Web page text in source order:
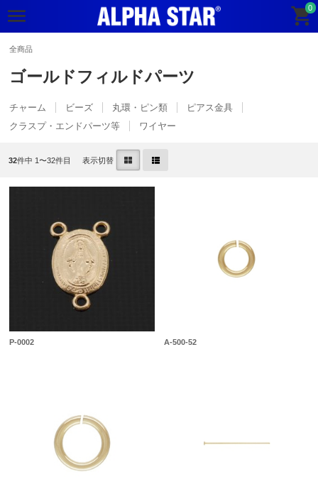
0
全商品
ゴールドフィルドパーツ
チャーム ビーズ 丸環・ピン類
ピアス金具
クラスプ・エンドパーツ等
ワイヤー
32件中 1〜32件目 表示切替
P-0002 A-500-52